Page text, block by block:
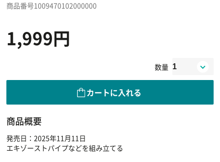
商品番号1009470102000000
1,999円
数量
カートに入れる
商品概要
発売日：2025年11月11日
エキゾーストパイプなどを組み立てる